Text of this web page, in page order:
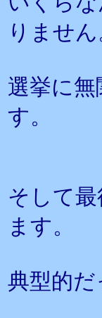
りません
選挙に
す。
そして
ます。
典型的